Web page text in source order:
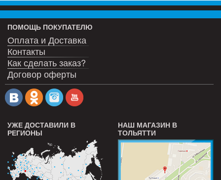
ПОМОЩЬ ПОКУПАТЕЛЮ
Оплата и Доставка
Контакты
Как сделать заказ?
Договор оферты
УЖЕ ДОСТАВИЛИ В
РЕГИОНЫ
НАШ МАГАЗИН В
ТОЛЬЯТТИ